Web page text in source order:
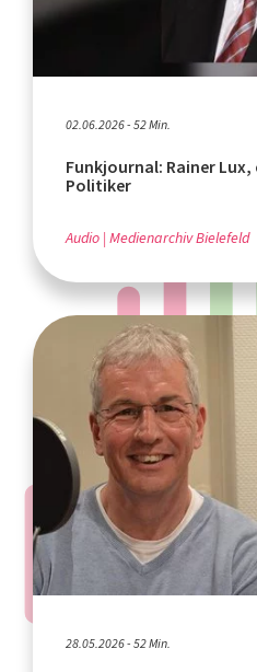
02.06.2026 - 52 Min.
Funkjournal: Rainer Lux,
Politiker
Audio Medienarchiv Bielefeld
28.05.2026 - 52 Min.